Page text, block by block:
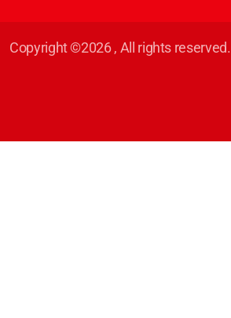
Copyright ©2026 , All rights reserved.